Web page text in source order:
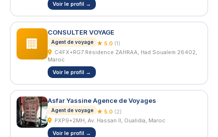
Voir le profil →
🏢
CONSULTER VOYAGE
Agent de voyage ★ 5.0 (1)
Maroc
Voir le profil →
Asfar Yassine Agence de Voyages
Agent de voyage ★ 5.0 (2)
PXP9+2MH, Av. Hassan II, Oualidia, Maroc
Voir le profil →